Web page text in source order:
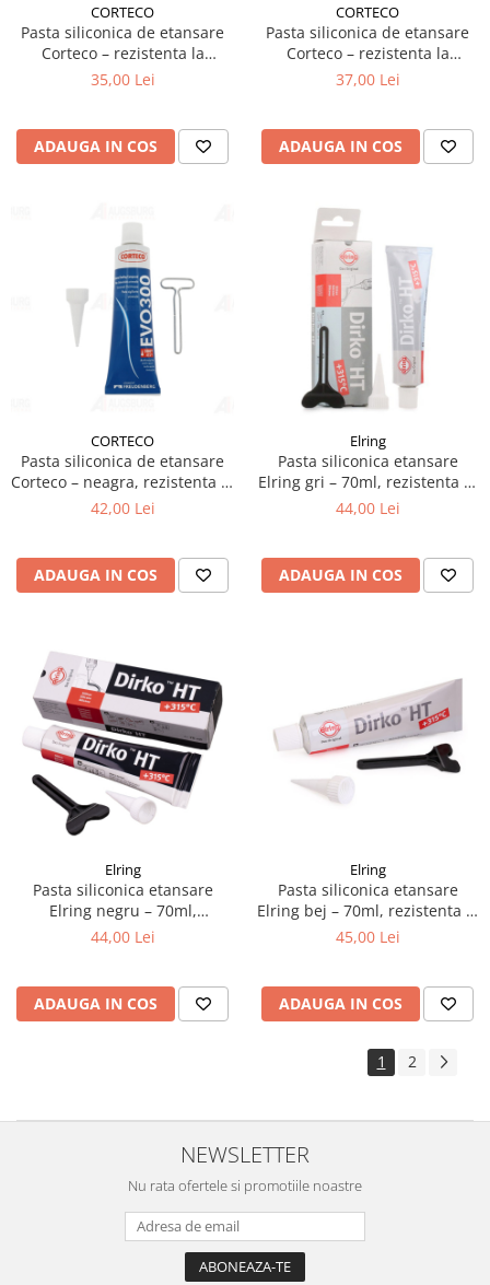
CORTECO
Pasta siliconica de etansare
Corteco – rezistenta la
temperaturi -60°C pana la
35,00 Lei
ADAUGA IN COS
CORTECO
Pasta siliconica de etansare
Corteco – rezistenta la
temperaturi -60°C pana la
37,00 Lei
ADAUGA IN COS
CORTECO
Pasta siliconica de etansare
Corteco – neagra, rezistenta la
temperaturi -70°C pana la
42,00 Lei
ADAUGA IN COS
Elring
Pasta siliconica etansare
Elring gri – 70ml, rezistenta la
temperaturi inalte
44,00 Lei
ADAUGA IN COS
Elring
Pasta siliconica etansare
Elring negru – 70ml,
rezistenta la temperaturi
44,00 Lei
ADAUGA IN COS
Elring
Pasta siliconica etansare
Elring bej – 70ml, rezistenta la
temperaturi inalte
45,00 Lei
ADAUGA IN COS
1 2
NEWSLETTER
Nu rata ofertele si promotiile noastre